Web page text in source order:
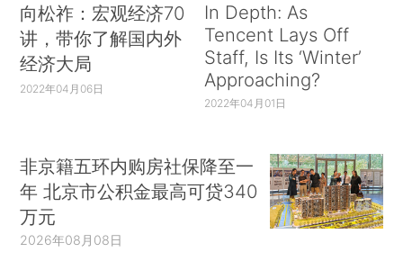
向松祚：宏观经济70
讲，带你了解国内外
经济大局
2022年04月06日
In Depth: As
Tencent Lays Off
Staff, Is Its ‘Winter’
Approaching?
2022年04月01日
非京籍五环内购房社保降至一
年 北京市公积金最高可贷340
万元
2026年08月08日